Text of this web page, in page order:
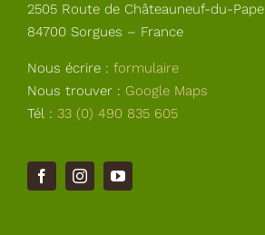
2505 Route de Châteauneuf-du-Pape
84700 Sorgues – France
Nous écrire : formulaire
Nous trouver : Google Maps
Tél : 33 (0) 490 835 605